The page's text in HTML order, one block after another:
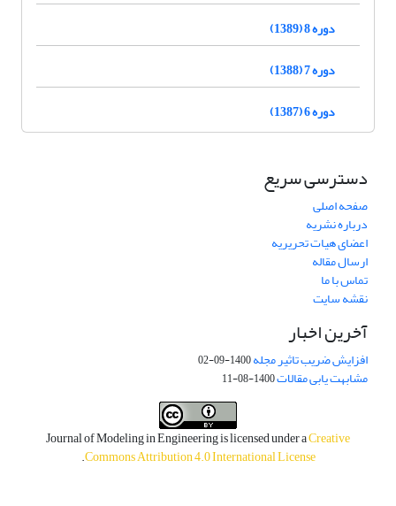
دوره 8 (1389)
دوره 7 (1388)
دوره 6 (1387)
دسترسی سریع
صفحه اصلی
درباره نشریه
اعضای هیات تحریریه
ارسال مقاله
تماس با ما
نقشه سایت
آخرین اخبار
افزایش ضریب تاثیر مجله1400-09-02
مشابهت یابی مقالات1400-08-11
Journal of Modeling in Engineering is licensed under aCreative
Commons Attribution 4.0 International License
.